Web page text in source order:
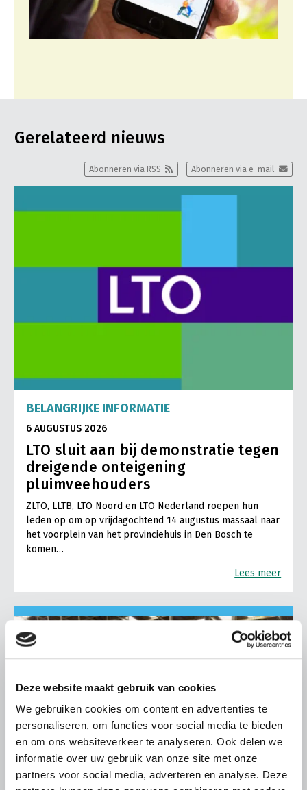
Deze website maakt gebruik van cookies
We gebruiken cookies om content en advertenties te
personaliseren, om functies voor social media te bieden
en om ons websiteverkeer te analyseren. Ook delen we
informatie over uw gebruik van onze site met onze
partners voor social media, adverteren en analyse. Deze
Gerelateerd nieuws
Abonneren via e-mail
Abonneren via RSS
BELANGRIJKE INFORMATIE
6 AUGUSTUS 2026
LTO sluit aan bij demonstratie tegen
dreigende onteigening
pluimveehouders
ZLTO, LLTB, LTO Noord en LTO Nederland roepen hun
leden op om op vrijdagochtend 14 augustus massaal naar
het voorplein van het provinciehuis in Den Bosch te
komen…
Lees meer